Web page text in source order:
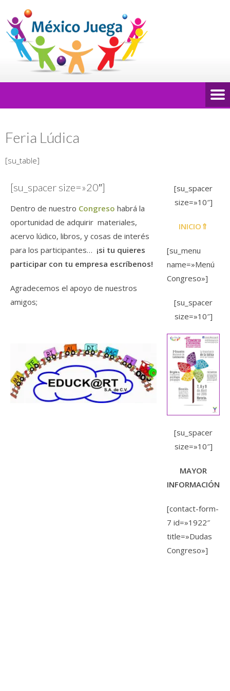
Feria Lúdica
[su_table]
[su_spacer size=»20″]
Dentro de nuestro Congreso habrá la
oportunidad de adquirir materiales,
acervo lúdico, libros, y cosas de interés
para los participantes… ¡si tu quieres
participar con tu empresa escríbenos!
Agradecemos el apoyo de nuestros
amigos;
[su_spacer
size=»10″]
INICIO⇑
[su_menu
name=»Menú
Congreso»]
[su_spacer
size=»10″]
[su_spacer
size=»10″]
MAYOR
INFORMACIÓN
[contact-form-
7 id=»1922″
title=»Dudas
Congreso»]